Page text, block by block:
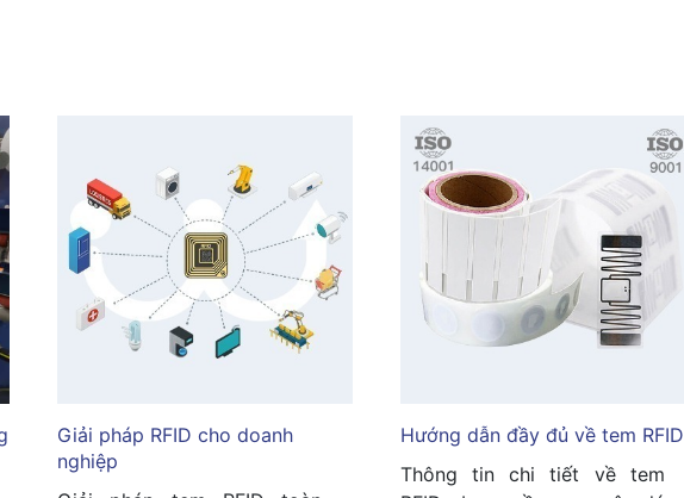
Giải pháp RFID cho doanh
nghiệp
Hướng dẫn đầy đủ về tem RFID
Thông tin chi tiết về tem